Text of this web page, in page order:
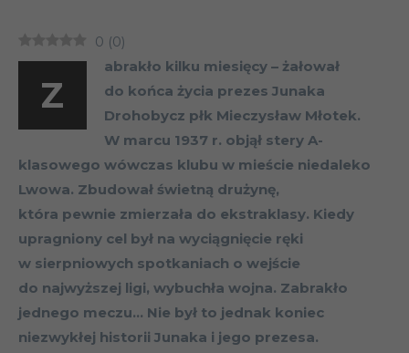
0 (0)
Z
abrakło kilku miesięcy – żałował
do końca życia prezes Junaka
Drohobycz płk Mieczysław Młotek.
W marcu 1937 r. objął stery A-
klasowego wówczas klubu w mieście niedaleko
Lwowa. Zbudował świetną drużynę,
która pewnie zmierzała do ekstraklasy. Kiedy
upragniony cel był na wyciągnięcie ręki
w sierpniowych spotkaniach o wejście
do najwyższej ligi, wybuchła wojna. Zabrakło
jednego meczu… Nie był to jednak koniec
niezwykłej historii Junaka i jego prezesa.